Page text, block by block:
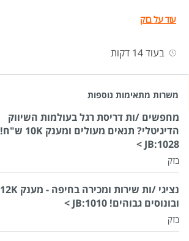
עוד על בזק
בעוד 14 דקות
משרות מתאימות נוספות
מחפשים /ות דריסת רגל בעולמות השיווק
הדיגיטלי? תנאים מעולים ומענק 10K ש"ח!
JB:1028 >
בזק
ובונוסים גבוהים! 1010:JB >
בזק